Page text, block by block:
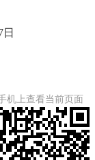
日
机上查看当前页面